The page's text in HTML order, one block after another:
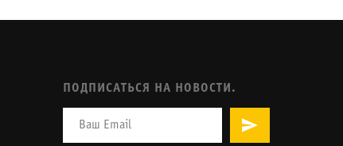
ПОДПИСАТЬСЯ НА НОВОСТИ.